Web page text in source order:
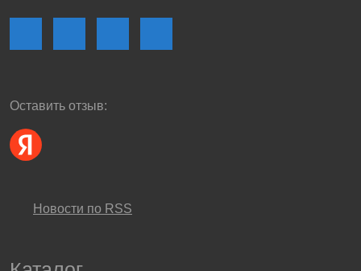
Оставить отзыв:
Новости по RSS